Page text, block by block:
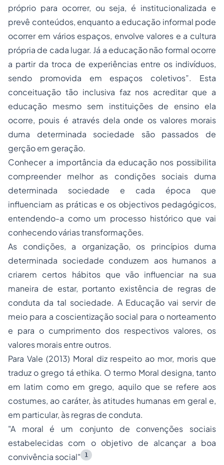
próprio para ocorrer, ou seja, é institucionalizada e
prevê conteúdos, enquanto a educação informal pode
ocorrer em vários espaços, envolve valores e a cultura
própria de cada lugar. Já a educação não formal ocorre
a partir da troca de experiências entre os indivíduos,
sendo promovida em espaços coletivos”. Esta
conceituação tão inclusiva faz nos acreditar que a
educação mesmo sem instituições de ensino ela
ocorre, pouis é através dela onde os valores morais
duma determinada sociedade são passados de
gerção em geração.
Conhecer a importância da educação nos possibilita
compreender melhor as condições sociais duma
determinada sociedade e cada época que
influenciam as práticas e os objectivos pedagógicos,
entendendo-a como um processo histórico que vai
conhecendo várias transformações.
As condições, a organização, os princípios duma
determinada sociedade conduzem aos humanos a
criarem certos hábitos que vão influenciar na sua
maneira de estar, portanto existência de regras de
conduta da tal sociedade. A Educação vai servir de
meio para a coscientização social para o norteamento
e para o cumprimento dos respectivos valores, os
valores morais entre outros.
Para Vale (2013) Moral diz respeito ao mor, moris que
traduz o grego tá ethika. O termo Moral designa, tanto
em latim como em grego, aquilo que se refere aos
costumes, ao caráter, às atitudes humanas em geral e,
em particular, às regras de conduta.
"A moral é um conjunto de convenções sociais
estabelecidas com o objetivo de alcançar a boa
convivência social"
1